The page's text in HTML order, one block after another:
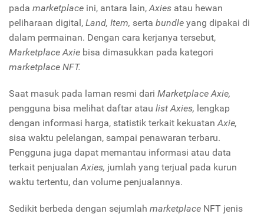
pada marketplace ini, antara lain,Axies atau hewan
peliharaan digital, Land, Item, serta bundle yang dipakai di
dalam permainan. Dengan cara kerjanya tersebut,
Marketplace Axie bisa dimasukkan pada kategori
marketplace NFT.
Saat masuk pada laman resmi dari Marketplace Axie,
pengguna bisa melihat daftar atau list Axies, lengkap
dengan informasi harga, statistik terkait kekuatanAxie,
sisa waktu pelelangan, sampai penawaran terbaru.
Pengguna juga dapat memantau informasi atau data
terkait penjualanAxies, jumlah yang terjual pada kurun
waktu tertentu, dan volume penjualannya.
Sedikit berbeda dengan sejumlah marketplace NFT jenis